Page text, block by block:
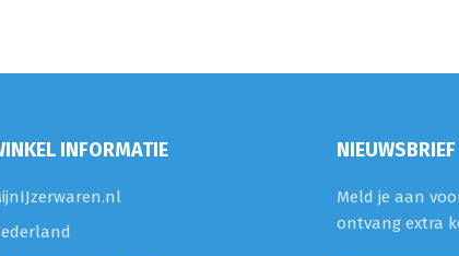
INFORMATIE NIEUWSBRIEF
Meld je aan
ontvang extra